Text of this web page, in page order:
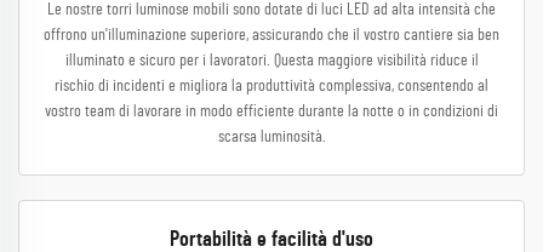
Le nostre torri luminose mobili sono dotate di luci LED ad alta intensità che
offrono un'illuminazione superiore, assicurando che il vostro cantiere sia ben
illuminato e sicuro per i lavoratori. Questa maggiore visibilità riduce il
rischio di incidenti e migliora la produttività complessiva, consentendo al
vostro team di lavorare in modo efficiente durante la notte o in condizioni di
scarsa luminosità.
Portabilità e facilità d'uso